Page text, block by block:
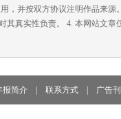
，并按双方协议注明作品来
其真实性负责。 4. 本网站文
报简介 联系方式 广告